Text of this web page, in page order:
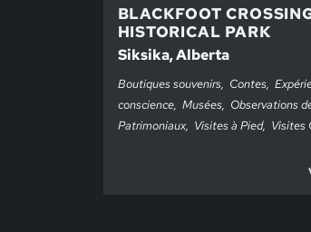
BLACKFOOT
HISTORICAL PARK
Siksika, Alberta
Boutiques souvenirs Contes
conscience Musées Observations
Patrimoniaux
Visites à Pied Visites